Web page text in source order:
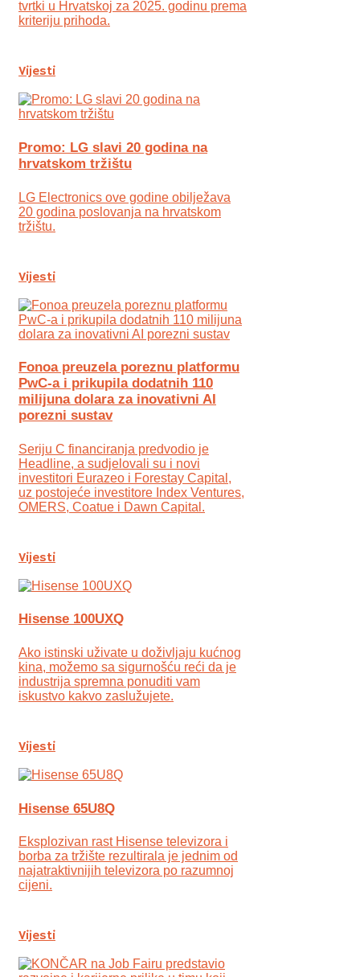
tvrtki u Hrvatskoj za 2025. godinu prema
kriteriju prihoda.
Vijesti
Promo: LG slavi 20 godina na
hrvatskom tržištu
LG Electronics ove godine obilježava
20 godina poslovanja na hrvatskom
tržištu.
Vijesti
Fonoa preuzela poreznu platformu
PwC-a i prikupila dodatnih 110
milijuna dolara za inovativni AI
porezni sustav
Seriju C financiranja predvodio je
Headline, a sudjelovali su i novi
investitori Eurazeo i Forestay Capital,
uz postojeće investitore Index Ventures,
OMERS, Coatue i Dawn Capital.
Vijesti
Hisense 100UXQ
Ako istinski uživate u doživljaju kućnog
kina, možemo sa sigurnošću reći da je
industrija spremna ponuditi vam
iskustvo kakvo zaslužujete.
Vijesti
Hisense 65U8Q
Eksplozivan rast Hisense televizora i
borba za tržište rezultirala je jednim od
najatraktivnijih televizora po razumnoj
cijeni.
Vijesti